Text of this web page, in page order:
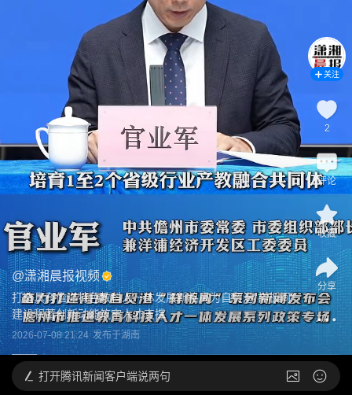
@潇湘晨报视频
打造具有儋洋特色教科人一体发展新格局为自贸港“样板间”
建设积蓄创新动能筑牢人才支撑
2026-07-08 21:24 发布于湖南
关注
2
评论
收藏
分享
打开腾讯新闻客户端说两句